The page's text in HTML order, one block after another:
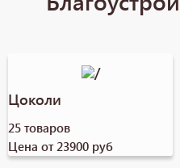
Цоколи
25 товаров
Цена от 23900 руб